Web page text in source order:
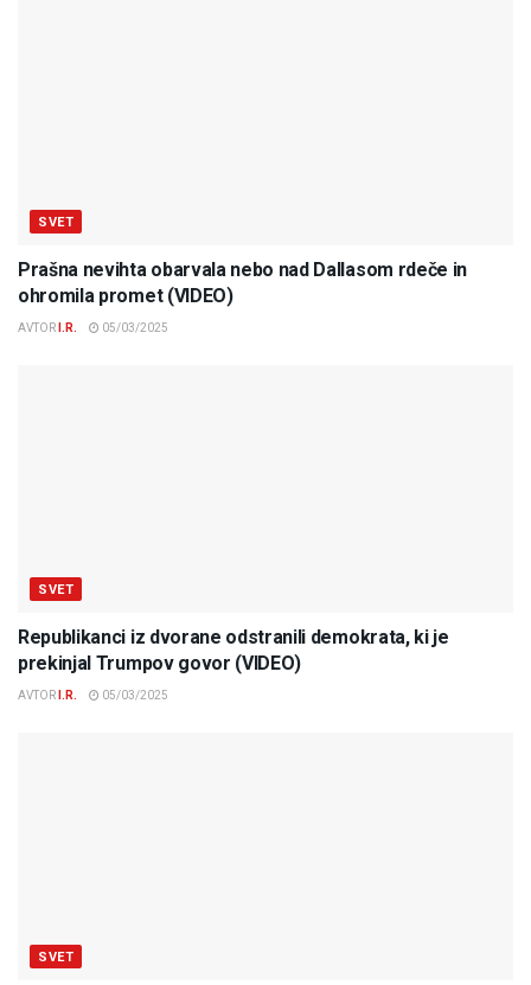
SVET
Prašna nevihta obarvala nebo nad Dallasom rdeče in
ohromila promet (VIDEO)
AVTOR I.R. 05/03/2025
SVET
Republikanci iz dvorane odstranili demokrata, ki je
prekinjal Trumpov govor (VIDEO)
AVTOR I.R. 05/03/2025
SVET